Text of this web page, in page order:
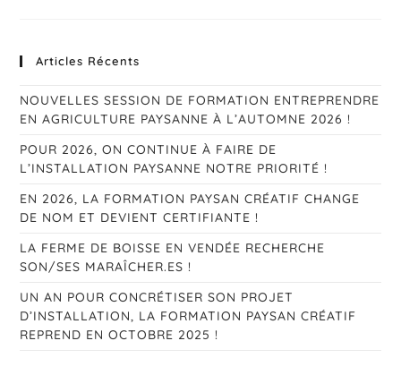
Articles Récents
NOUVELLES SESSION DE FORMATION ENTREPRENDRE
EN AGRICULTURE PAYSANNE À L’AUTOMNE 2026 !
POUR 2026, ON CONTINUE À FAIRE DE
L’INSTALLATION PAYSANNE NOTRE PRIORITÉ !
EN 2026, LA FORMATION PAYSAN CRÉATIF CHANGE
DE NOM ET DEVIENT CERTIFIANTE !
LA FERME DE BOISSE EN VENDÉE RECHERCHE
SON/SES MARAÎCHER.ES !
UN AN POUR CONCRÉTISER SON PROJET
D’INSTALLATION, LA FORMATION PAYSAN CRÉATIF
REPREND EN OCTOBRE 2025 !